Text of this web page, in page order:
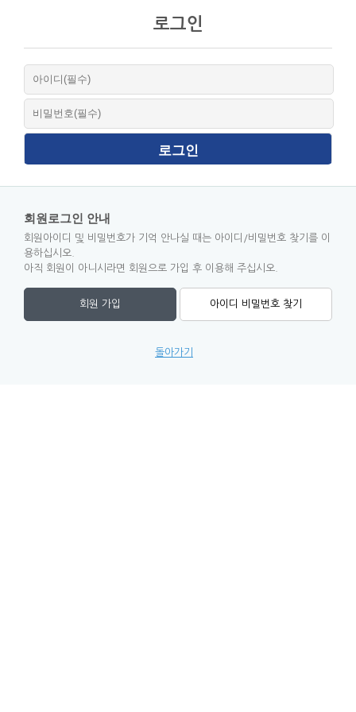
로그인
회원로그인 안내
회원아이디 및 비밀번호가 기억 안나실 때는 아이디/비밀번호 찾기를 이
용하십시오.
아직 회원이 아니시라면 회원으로 가입 후 이용해 주십시오.
아이디 비밀번호 찾기
회원 가입
돌아가기